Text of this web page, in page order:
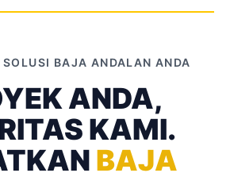
BAJA ANDALAN ANDA
ANDA,
KAMI.
BAJA